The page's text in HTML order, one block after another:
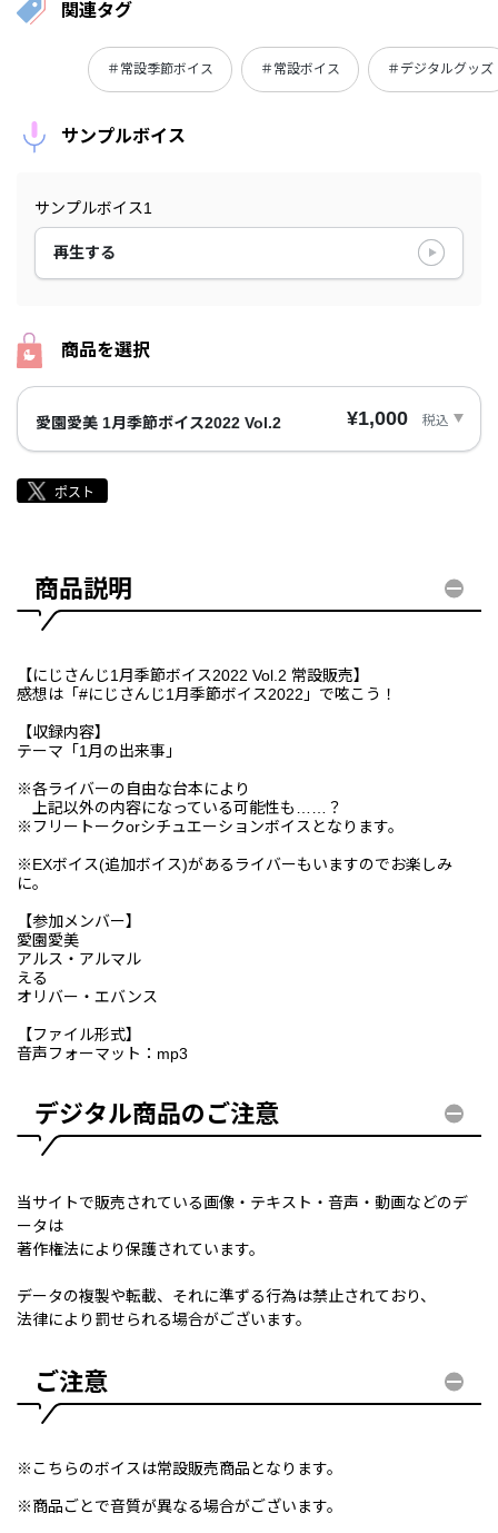
関連タグ
＃常設季節ボイス ＃常設ボイス ＃デジタルグッズ
サンプルボイス
サンプルボイス1
再生する
商品を選択
愛園愛美 1月季節ボイス2022 Vol.2 ¥1,000 税込
商品説明
【にじさんじ1月季節ボイス2022 Vol.2 常設販売】
感想は「#にじさんじ1月季節ボイス2022」で呟こう！
【収録内容】
テーマ「1月の出来事」
※各ライバーの自由な台本により
上記以外の内容になっている可能性も……？
※フリートークorシチュエーションボイスとなります。
※EXボイス(追加ボイス)があるライバーもいますのでお楽しみ
に。
【参加メンバー】
愛園愛美
アルス・アルマル
える
オリバー・エバンス
【ファイル形式】
音声フォーマット：mp3
デジタル商品のご注意
当サイトで販売されている画像・テキスト・音声・動画などのデ
ータは
著作権法により保護されています。
データの複製や転載、それに準ずる行為は禁止されており、
法律により罰せられる場合がございます。
ご注意
※こちらのボイスは常設販売商品となります。
※商品ごとで音質が異なる場合がございます。